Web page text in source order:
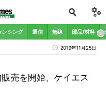
ンシング 通信 無線 部品/材料
2019年11月25日
売を開始、ケイエス